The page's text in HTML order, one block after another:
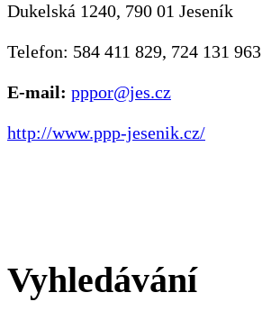
Dukelská 1240, 790 01 Jeseník
Telefon: 584 411 829, 724 131 963
E-mail: pppor@jes.cz
http://www.ppp-jesenik.cz/
Vyhledávání